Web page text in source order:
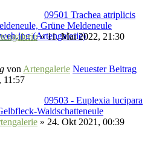
09501 Trachea atriplicis
Grüne Meldeneule
» 11. Mai 2022, 21:30
von Artengalerie Neuester Beitrag
11:57
09503 - Euplexia lucipara
Waldschatteneule
» 24. Okt 2021, 00:39